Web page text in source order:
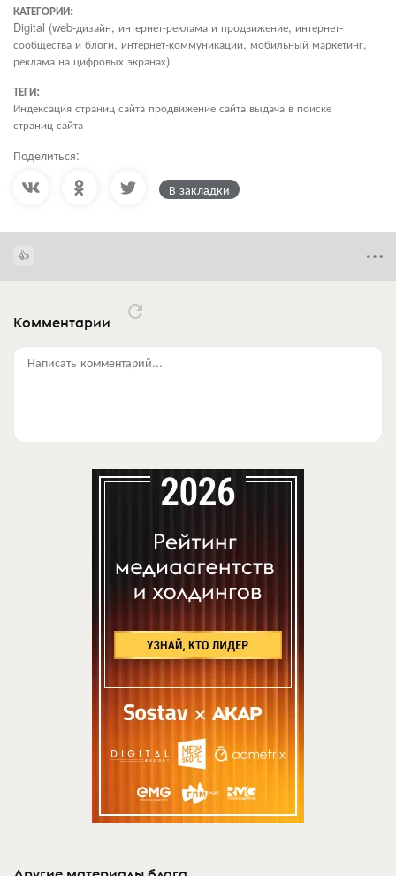
КАТЕГОРИИ:
Digital (web-дизайн, интернет-реклама и продвижение, интернет-
сообщества и блоги, интернет-коммуникации, мобильный маркетинг,
реклама на цифровых экранах)
ТЕГИ:
Индексация страниц сайта продвижение сайта выдача в поиске
страниц сайта
Поделиться:
В закладки
Комментарии
Написать комментарий...